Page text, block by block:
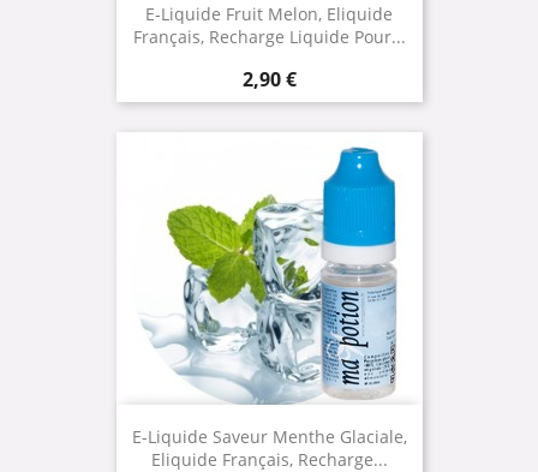
E-Liquide Fruit Melon, Eliquide
Français, Recharge Liquide Pour...
Prix
2,90 €
E-Liquide Saveur Menthe Glaciale,
Eliquide Français, Recharge...